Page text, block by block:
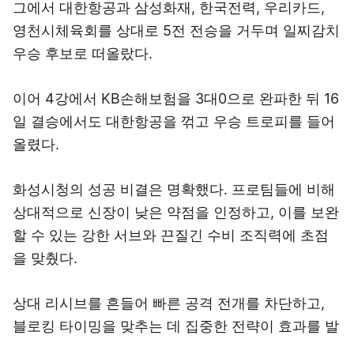
그에서 대한항공과 삼성화재, 한국전력, 우리카드,
영천시체육회를 상대로 5전 전승을 거두며 일찌감치
우승 후보로 떠올랐다.
이어 4강에서 KB손해보험을 3대0으로 완파한 뒤 16
일 결승에서도 대한항공을 꺾고 우승 트로피를 들어
올렸다.
화성시청의 성공 비결은 명확했다. 프로팀들에 비해
상대적으로 신장이 낮은 약점을 인정하고, 이를 보완
할 수 있는 강한 서브와 끈질긴 수비 조직력에 초점
을 맞췄다.
상대 리시브를 흔들어 빠른 공격 전개를 차단하고,
블로킹 타이밍을 맞추는 데 집중한 전략이 효과를 발